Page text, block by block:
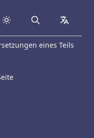
Search
eines Teils